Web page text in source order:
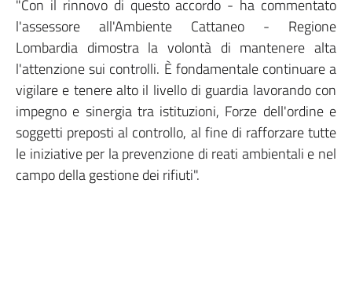
"Con il rinnovo di questo accordo - ha commentato
l'assessore all'Ambiente Cattaneo - Regione
Lombardia dimostra la volontà di mantenere alta
l'attenzione sui controlli. È fondamentale continuare a
vigilare e tenere alto il livello di guardia lavorando con
impegno e sinergia tra istituzioni, Forze dell'ordine e
soggetti preposti al controllo, al fine di rafforzare tutte
le iniziative per la prevenzione di reati ambientali e nel
campo della gestione dei rifiuti".